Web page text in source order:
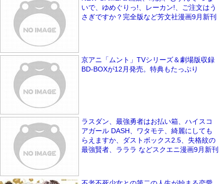
いで、ゆめぐりっ!、レーカン!、ご注文はう
さぎですか？完全版など芳文社漫画9月新刊
京アニ「ムント」TVシリーズ＆劇場版収録
BD-BOXが12月発売。特典もたっぷり
ラスダン、最強勇者はお払い箱、ハイスコ
アガール DASH、ワタモテ、綺麗にしても
らえますか、ダストボックス2.5、失格紋の
最強賢者、ラララ などスクエニ漫画9月新刊